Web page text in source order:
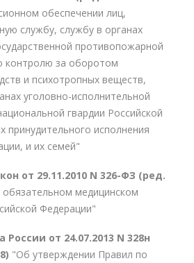
обеспечении лиц,
службу, службу в органах
противопожарной
контролю за оборотом
и психотропных веществ,
уголовно-исполнительной
гвардии Российской
принудительного исполнения
и их семей"
от 29.11.2010 N 326-ФЗ (ред.
медицинском
Федерации"
от 24.07.2013 N 328н
"Об утверждении Правил по